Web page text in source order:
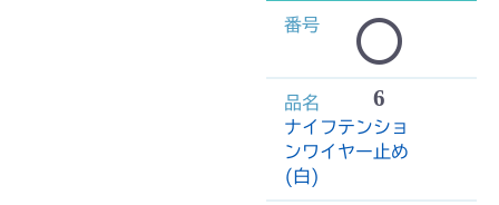
6
ナイフテンショ
ンワイヤー止め
(白)